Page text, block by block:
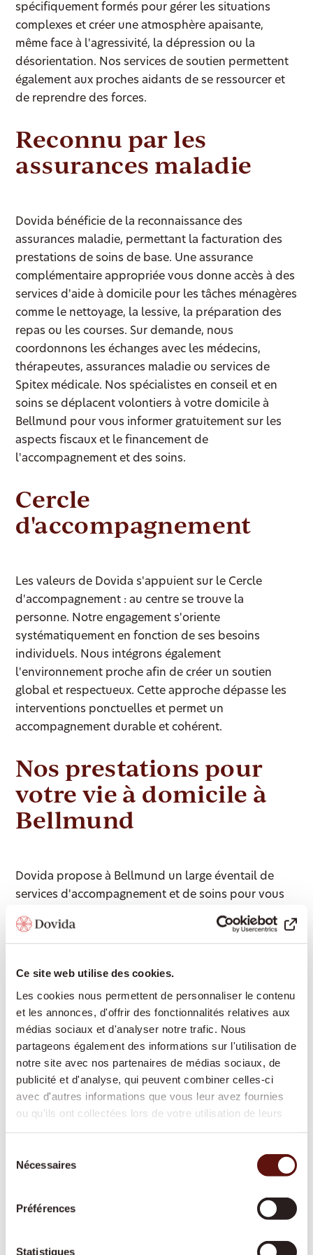
Ce site web utilise des cookies.
Les cookies nous permettent de personnaliser le contenu
et les annonces, d'offrir des fonctionnalités relatives aux
médias sociaux et d'analyser notre trafic. Nous
partageons également des informations sur l'utilisation de
notre site avec nos partenaires de médias sociaux, de
publicité et d'analyse, qui peuvent combiner celles-ci
avec d'autres informations que vous leur avez fournies
ou qu'ils ont collectées lors de votre utilisation de leurs
Nécessaires
Préférences
Statistiques
spécifiquement formés pour gérer les situations
complexes et créer une atmosphère apaisante,
même face à l'agressivité, la dépression ou la
désorientation. Nos services de soutien permettent
également aux proches aidants de se ressourcer et
de reprendre des forces.
Reconnu par les
assurances maladie
Dovida bénéficie de la reconnaissance des
assurances maladie, permettant la facturation des
prestations de soins de base. Une assurance
complémentaire appropriée vous donne accès à des
services d'aide à domicile pour les tâches ménagères
comme le nettoyage, la lessive, la préparation des
repas ou les courses. Sur demande, nous
coordonnons les échanges avec les médecins,
thérapeutes, assurances maladie ou services de
Spitex médicale. Nos spécialistes en conseil et en
soins se déplacent volontiers à votre domicile à
Bellmund pour vous informer gratuitement sur les
aspects fiscaux et le financement de
l'accompagnement et des soins.
Cercle
d'accompagnement
Les valeurs de Dovida s'appuient sur le Cercle
d'accompagnement : au centre se trouve la
personne. Notre engagement s'oriente
systématiquement en fonction de ses besoins
individuels. Nous intégrons également
l'environnement proche afin de créer un soutien
global et respectueux. Cette approche dépasse les
interventions ponctuelles et permet un
accompagnement durable et cohérent.
Nos prestations pour
votre vie à domicile à
Bellmund
Dovida propose à Bellmund un large éventail de
services d'accompagnement et de soins pour vous
permettre de vivre le plus longtemps possible de
manière autonome chez vous :
jeux, partage de souvenirs – pour favoriser le lien
social et lutter contre l'isolement
Aide à domicile pour les tâches ménagères :
soutien pour l'entretien du foyer, la lessive, les
petits travaux de nettoyage
Accompagnement hors domicile : rendez-vous
médicaux, courses, promenades, événements
culturels – toujours à vos côtés
alimentation
aide à la toilette, à l'habillage et
au déshabillage, soutien à la mobilité